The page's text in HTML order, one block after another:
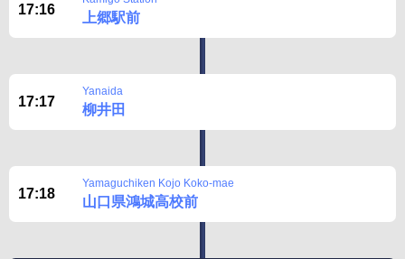
17:16
上郷駅前
17:17
Yanaida
柳井田
17:18
Yamaguchiken Kojo Koko-mae
山口県鴻城高校前